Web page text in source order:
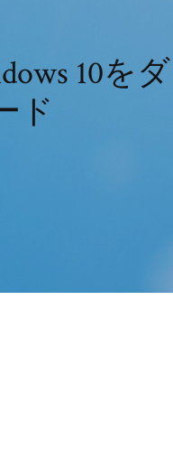
10をダ
ド